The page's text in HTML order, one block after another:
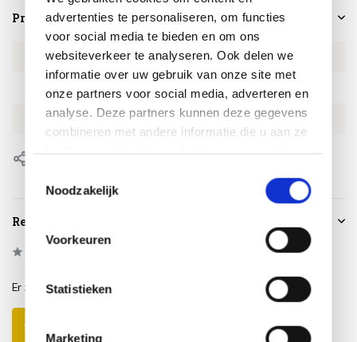
advertenties te personaliseren, om functies
voor social media te bieden en om ons
websiteverkeer te analyseren. Ook delen we
informatie over uw gebruik van onze site met
onze partners voor social media, adverteren en
analyse. Deze partners kunnen deze gegevens
combineren met andere informatie die u aan ze
Noodzakelijk
Voorkeuren
Statistieken
Marketing
Productspecificaties
Artikelnummer DOTKCO-135
DOTKCO-135
EAN 8720848348813
Delen
Reviews
Er zijn nog geen reviews geschreven over dit product..
Schrijf je eigen review